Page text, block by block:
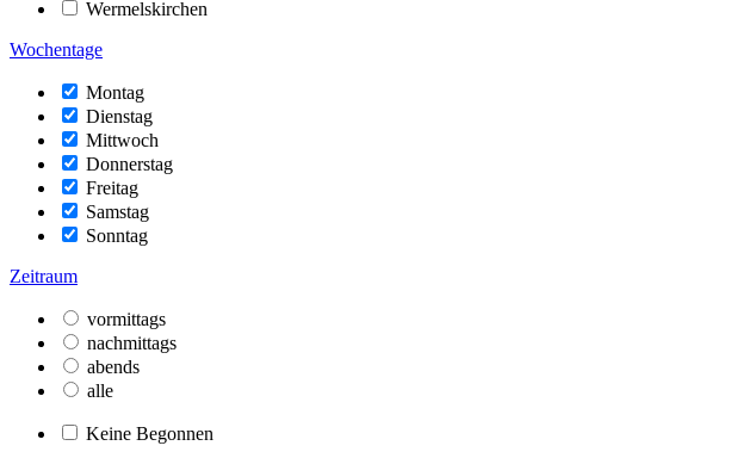
Wermelskirchen
Wochentage
Montag
Dienstag
Mittwoch
Donnerstag
Freitag
Samstag
Sonntag
Zeitraum
vormittags
nachmittags
abends
alle
Keine Begonnen